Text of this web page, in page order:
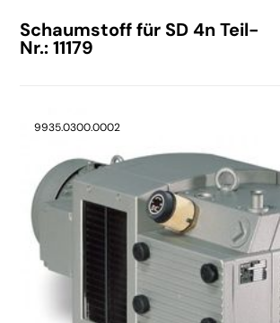
Schaumstoff für SD 4n Teil-
Nr.: 11179
9935.0300.0002